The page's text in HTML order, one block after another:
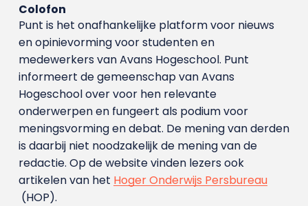
Colofon
Punt is het onafhankelijke platform voor nieuws
en opinievorming voor studenten en
medewerkers van Avans Hoge­school. Punt
informeert de gemeenschap van Avans
Hogeschool over voor hen relevante
onderwerpen en fungeert als podium voor
meningsvorming en debat. De mening van derden
is daarbij niet noodzakelijk de mening van de
redactie. Op de website vinden lezers ook
artikelen van het Hoger Onderwijs Persbureau
(HOP).